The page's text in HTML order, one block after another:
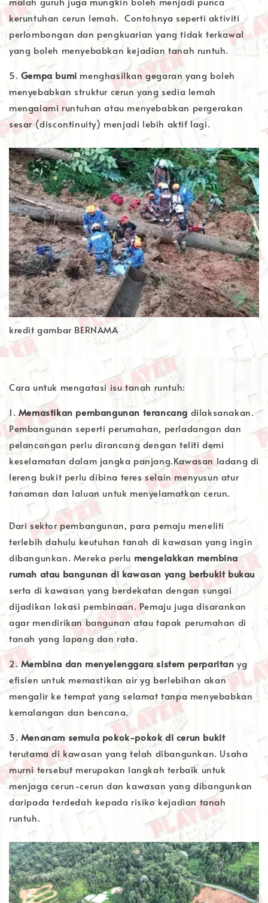
keruntuhan cerun lemah. Contohnya seperti aktiviti
perlombongan dan pengkuarian yang tidak terkawal
yang boleh menyebabkan kejadian tanah runtuh.
5. Gempa bumi menghasilkan gegaran yang boleh
menyebabkan struktur cerun yang sedia lemah
mengalami runtuhan atau menyebabkan pergerakan
sesar (discontinuity) menjadi lebih aktif lagi.
kredit gambar BERNAMA
Cara untuk mengatasi isu tanah runtuh:
1. Memastikan pembangunan terancang dilaksanakan.
Pembangunan seperti perumahan, perladangan dan
pelancongan perlu dirancang dengan teliti demi
keselamatan dalam jangka panjang.Kawasan ladang di
lereng bukit perlu dibina teres selain menyusun atur
tanaman dan laluan untuk menyelamatkan cerun.
Dari sektor pembangunan, para pemaju meneliti
terlebih dahulu keutuhan tanah di kawasan yang ingin
dibangunkan. Mereka perlu mengelakkan membina
rumah atau bangunan di kawasan yang berbukit bukau
serta di kawasan yang berdekatan dengan sungai
dijadikan lokasi pembinaan. Pemaju juga disarankan
agar mendirikan bangunan atau tapak perumahan di
tanah yang lapang dan rata.
2.Membina dan menyelenggara sistem perparitan yg
efisien untuk memastikan air yg berlebihan akan
mengalir ke tempat yang selamat tanpa menyebabkan
kemalangan dan bencana.
3. Menanam semula pokok-pokok di cerun bukit
terutama di kawasan yang telah dibangunkan. Usaha
murni tersebut merupakan langkah terbaik untuk
menjaga cerun-cerun dan kawasan yang dibangunkan
daripada terdedah kepada risiko kejadian tanah
runtuh.